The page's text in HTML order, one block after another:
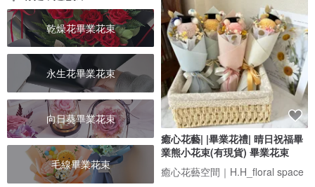
乾燥花畢業花束
永生花畢業花束
向日葵畢業花束
毛線畢業花束
癒心花藝| |畢業花禮| 晴日祝福畢
業熊小花束(有現貨) 畢業花束
癒心花藝空間｜H.H_floral space